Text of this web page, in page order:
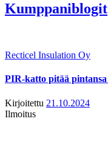
Kumppaniblogit
Recticel Insulation Oy
PIR-katto pitää
Kirjoitettu 21.10.2024
Ilmoitus